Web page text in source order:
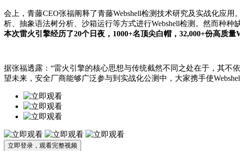
会上，青藤CEO张福阐释了青藤Webshell检测技术研究及实战化应
析、抽象语法树分析、沙箱运行等方式进行Webshell检测。然而种
本次雷火引擎经历了20个日夜，1000+名顶尖白帽，32,000+份高质
据张福透露：“雷火引擎的核心思想与传统截然不同之处在于，其不
望未来，安全厂商能够广泛参与到实战化公测中，大家携手使
立即登录，观看完整视频